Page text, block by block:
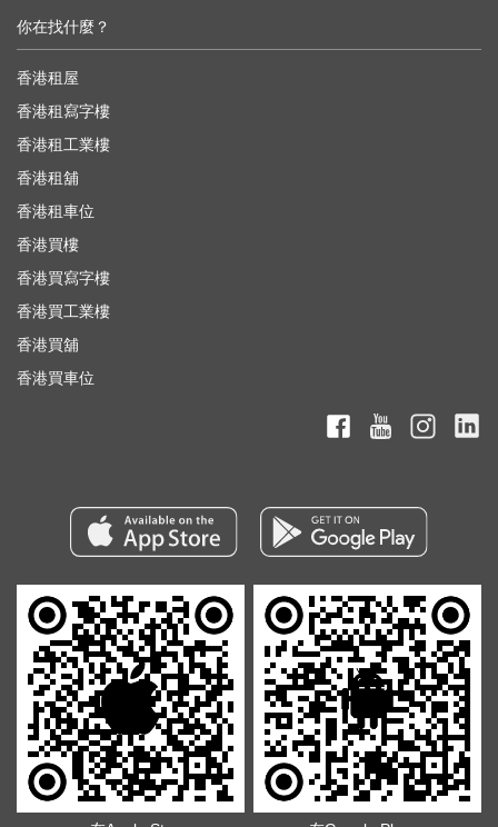
你在找什麼？
香港租屋
香港租寫字樓
香港租工業樓
香港租舖
香港租車位
香港買樓
香港買寫字樓
香港買工業樓
香港買舖
香港買車位